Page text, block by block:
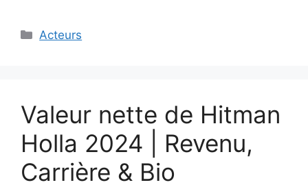
Categories
Acteurs
Valeur nette de Hitman
Holla 2024 | Revenu,
Carrière & Bio